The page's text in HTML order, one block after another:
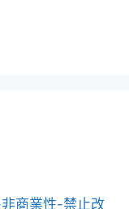
商業性-禁止改